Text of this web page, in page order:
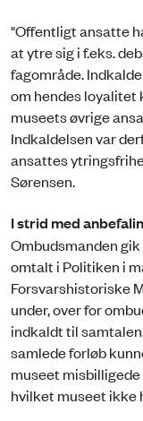
"Offentligt ansatte
at ytre sig i f.eks.
fagområde.
om hendes loyalitet
museets øvrige
Indkaldelsen var
ansattes
Sørensen.
I strid med
Ombudsmanden
omtalt i Politiken i
Forsvarshistoriske
under, over for
indkaldt til
samlede forløb
museet
hvilket museet ikke